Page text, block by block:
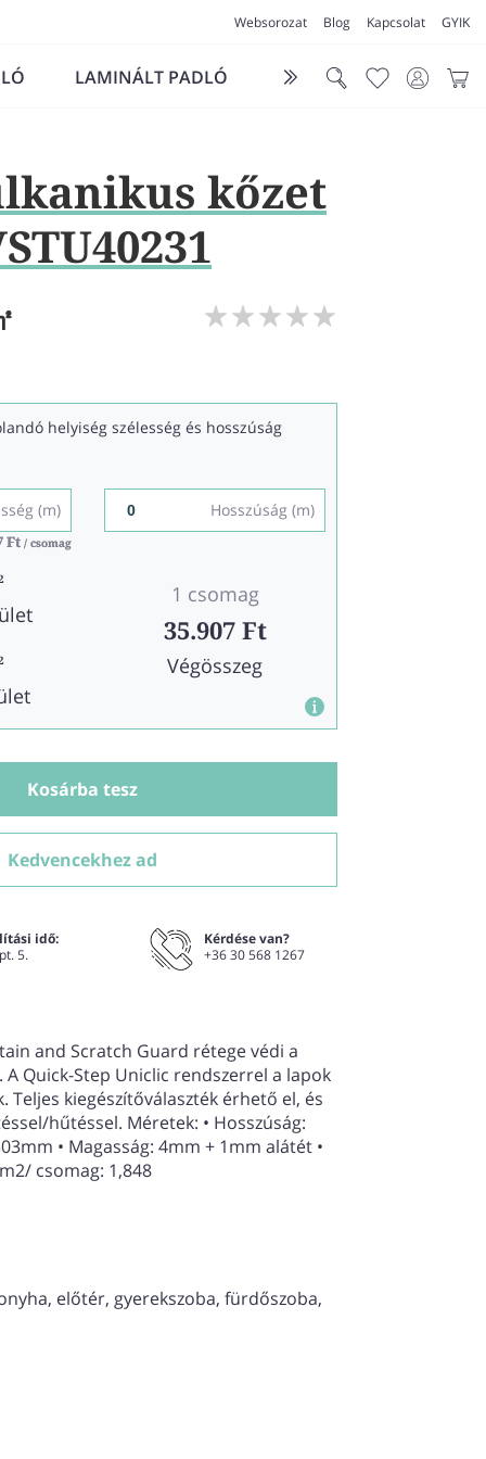
Websorozat Blog Kapcsolat GYIK
LAMINÁLT PADLÓ FUTÓSZŐNYEG
kőzet
helyiség szélesség és hosszúság
(m)
Ft / csomag
Ft / csomag
Hosszúság (m)
1 csomag
35.907 Ft
Végösszeg
Kosárba tesz
Kedvencekhez ad
idő:
5.
Kérdése van?
+36 30 568 1267
and Scratch Guard rétege védi a
Quick-Step Uniclic rendszerrel a lapok
kiegészítőválaszték érhető el, és
hűtéssel. Méretek: • Hosszúság:
• Magasság: 4mm + 1mm alátét •
csomag: 1,848
előtér, gyerekszoba, fürdőszoba,